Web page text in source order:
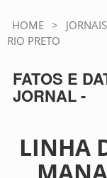
HOME > JORNAIS
RIO PRETO
FATOS E
JORNAL -
LINHA